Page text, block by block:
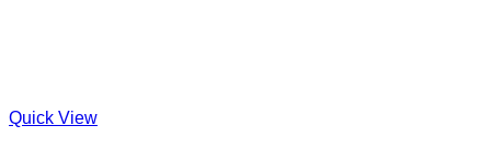
Quick View